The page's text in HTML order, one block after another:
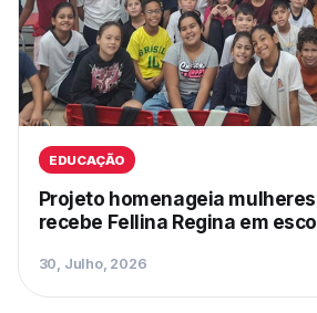
EDUCAÇÃO
Projeto homenageia
recebe Fellina Regina em
30, Julho, 2026